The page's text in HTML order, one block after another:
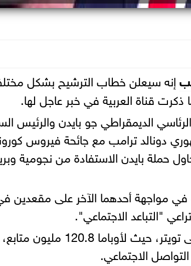
إنه سيعلن خطاب الترشيح بشكل
ذكرت قناة العربية في خبر عاجل لها.
الديمقراطي جو بايدن والرئيس
دونالد ترامب مع جائحة فيروس
حملة بايدن الاستفادة من نجومية
في مواجهة أحدهما الآخر على مقعدين
"التباعد الاجتماعي".
ونشر الرجلان المقطع المصور على تويتر،
الاجتماعي.